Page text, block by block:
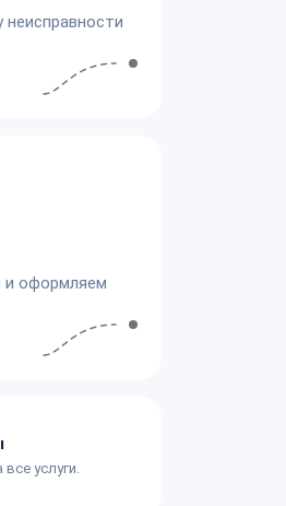
и оформляем
услуги.